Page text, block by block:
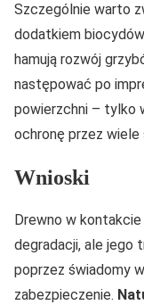
Szczególnie warto
dodatkiem
hamują rozwój
następować po
powierzchni – tylko
ochronę przez wiele
Wnioski
Drewno w
degradacji, ale jego
poprzez świadomy
zabezpieczenie.